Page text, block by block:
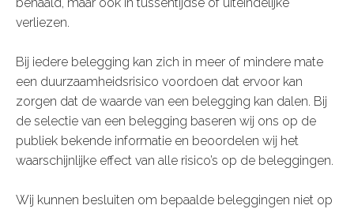
verliezen.
Bij iedere belegging kan zich in meer of mindere mate
een duurzaamheidsrisico voordoen dat ervoor kan
zorgen dat de waarde van een belegging kan dalen. Bij
de selectie van een belegging baseren wij ons op de
publiek bekende informatie en beoordelen wij het
waarschijnlijke effect van alle risico’s op de beleggingen.
Wij kunnen besluiten om bepaalde beleggingen niet op